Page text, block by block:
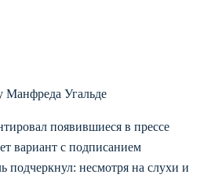
Манфреда Угальде
появившиеся в прессе
вариант с подписанием
подчеркнул: несмотря на слухи и